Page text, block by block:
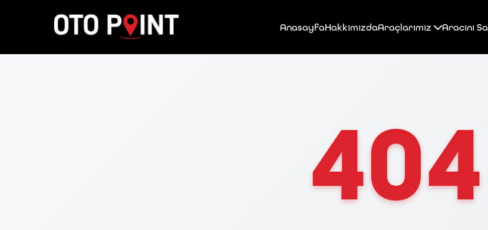
AnasayfaHakkımızdaAraçlarımız Aracını
404